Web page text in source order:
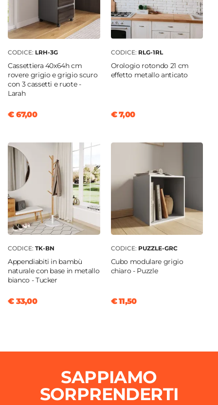
CODICE: LRH-3G
Cassettiera 40x64h cm
rovere grigio e grigio scuro
con 3 cassetti e ruote -
Larah
€ 67,00
CODICE: RLG-1RL
Orologio rotondo 21 cm
effetto metallo anticato
€ 7,00
CODICE: TK-BN
Appendiabiti in bambù
naturale con base in metallo
bianco - Tucker
€ 33,00
CODICE: PUZZLE-GRC
Cubo modulare grigio
chiaro - Puzzle
€ 11,50
SAPPIAMO
SORPRENDERTI